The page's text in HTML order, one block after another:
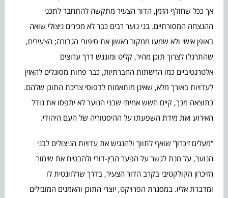
אך ככל שחולף הזמן, הדור הצעיר מתקשה להתחבר לתכני
ההנצחה המסורתיים. בני נוער רבים כבר לא מכירים ניצולי שואה
באופן אישי ולא שמעו ממקור ראשון את סיפורי הגבורה; הצעירים,
שהתרגלו לצרוך תוכן מהיר, קליט ומונגש דרך ערוצים
אלטרנטיביים כמו הרשתות החברתיות, כבר פחות מסוגלים להאזין
לעדויות באורך מלא, שאינן מותאמות לדפוסי צריכת התוכן שלהם.
כתוצאה מכך, קיים חשש אמיתי שבני הנוער לא יתפסו את גודל
האירוע ואת מידת השפעתו על ההיסטוריה של העם היהודי.
“מעלים זיכרון” שואף לתווך ולהנגיש את עדויות הניצולים לבני
הנוער, על מנת לגשר על הפער הבין-דורי ולהבטיח את שימור
הזיכרון הקולקטיבי בקרב הדור הצעיר, בדרך שרלוונטית לו
ומדברת אליו. במסגרת הפרויקט, יוצרי התוכן והאמנים המובילים